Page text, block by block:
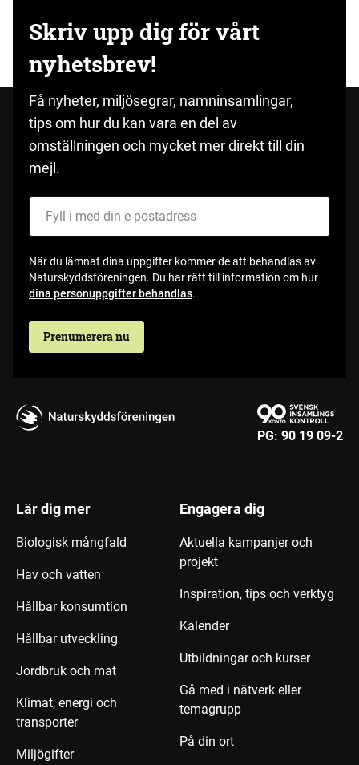
Skriv upp dig för vårt
nyhetsbrev!
Få nyheter, miljösegrar, namninsamlingar,
tips om hur du kan vara en del av
omställningen och mycket mer direkt till din
mejl.
När du lämnat dina uppgifter kommer de att behandlas av
Naturskyddsföreningen. Du har rätt till information om hur
dina personuppgifter behandlas.
Prenumerera nu
PG: 90 19 09-2
Lär dig mer
Biologisk mångfald
Hav och vatten
Hållbar konsumtion
Hållbar utveckling
Jordbruk och mat
Klimat, energi och
transporter
Miljögifter
Engagera dig
Aktuella kampanjer och
projekt
Inspiration, tips och verktyg
Kalender
Utbildningar och kurser
Gå med i nätverk eller
temagrupp
På din ort